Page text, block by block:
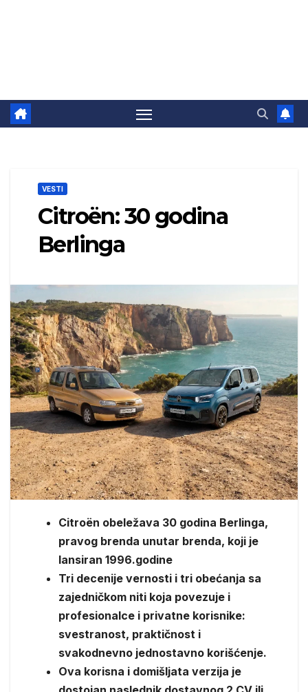
VESTI
Citroën: 30 godina
Berlinga
Citroën obeležava 30 godina Berlinga,
pravog brenda unutar brenda, koji je
lansiran 1996.godine
Tri decenije vernosti i tri obećanja sa
zajedničkom niti koja povezuje i
profesionalce i privatne korisnike:
svestranost, praktičnost i
svakodnevno jednostavno korišćenje.
Ova korisna i domišljata verzija je